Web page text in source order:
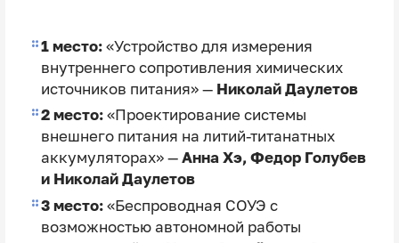
1 место:«Устройство для измерения
внутреннего сопротивления химических
источников питания» —Николай Даулетов
2 место:«Проектирование системы
внешнего питания на литий-титанатных
аккумуляторах» — Анна Хэ, Федор Голубев
и Николай Даулетов
3 место:«Беспроводная СОУЭ с
возможностью автономной работы